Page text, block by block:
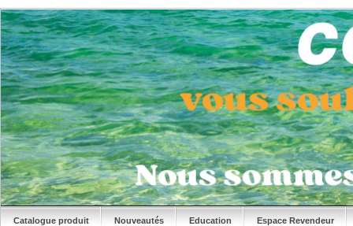
Catalogue produit Nouveautés Education Espace Revendeur